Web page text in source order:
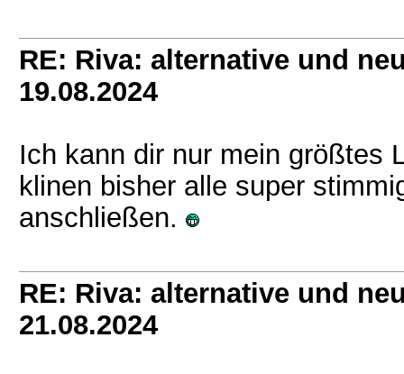
RE: Riva: alternative und
19.08.2024
Ich kann dir nur mein größtes
klinen bisher alle super
anschließen.
RE: Riva: alternative und
21.08.2024